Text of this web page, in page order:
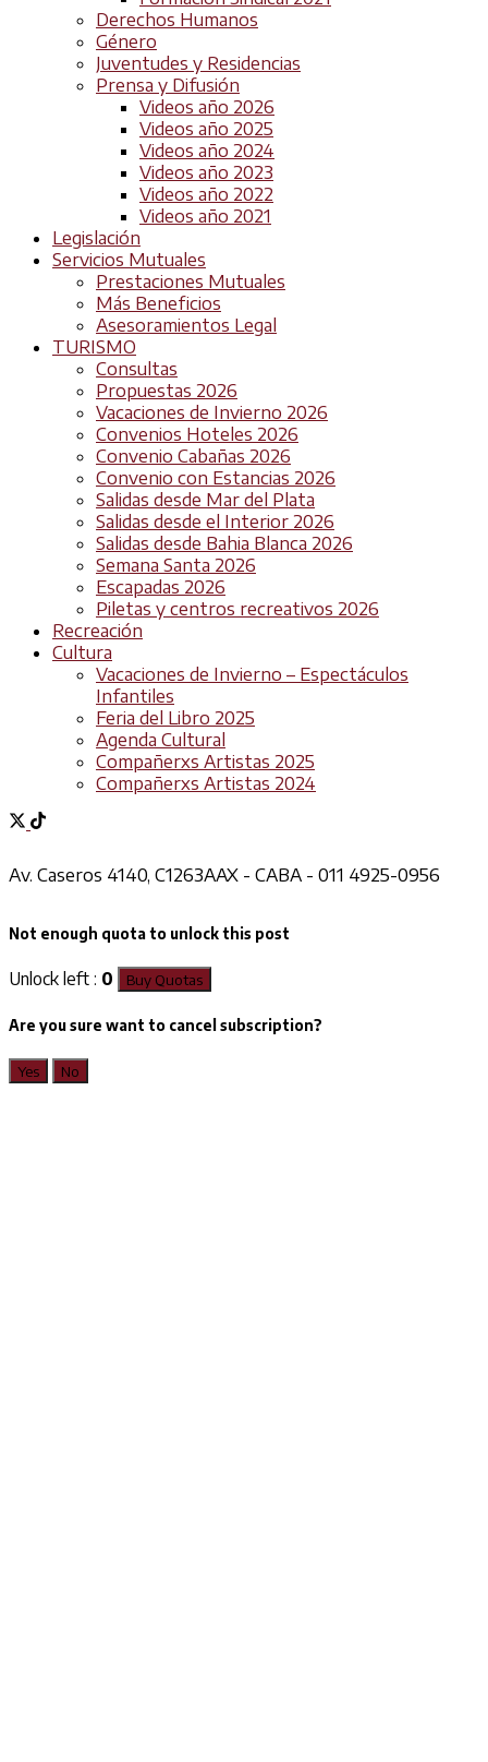
Derechos Humanos
Género
Juventudes y Residencias
Prensa y Difusión
Videos año 2026
Videos año 2025
Videos año 2024
Videos año 2023
Videos año 2022
Videos año 2021
Legislación
Servicios Mutuales
Prestaciones Mutuales
Más Beneficios
Asesoramientos Legal
TURISMO
Consultas
Propuestas 2026
Vacaciones de Invierno 2026
Convenios Hoteles 2026
Convenio Cabañas 2026
Convenio con Estancias 2026
Salidas desde Mar del Plata
Salidas desde el Interior 2026
Salidas desde Bahia Blanca 2026
Semana Santa 2026
Escapadas 2026
Piletas y centros recreativos 2026
Recreación
Cultura
Vacaciones de Invierno – Espectáculos
Infantiles
Feria del Libro 2025
Agenda Cultural
Compañerxs Artistas 2025
Compañerxs Artistas 2024
Av. Caseros 4140, C1263AAX - CABA - 011 4925-0956
Not enough quota to unlock this post
Unlock left : 0 Buy Quotas
Are you sure want to cancel subscription?
Yes No